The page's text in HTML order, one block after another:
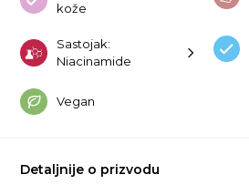
kože
Sastojak:
Niacinamide
Vegan
Detaljnije o prizvodu